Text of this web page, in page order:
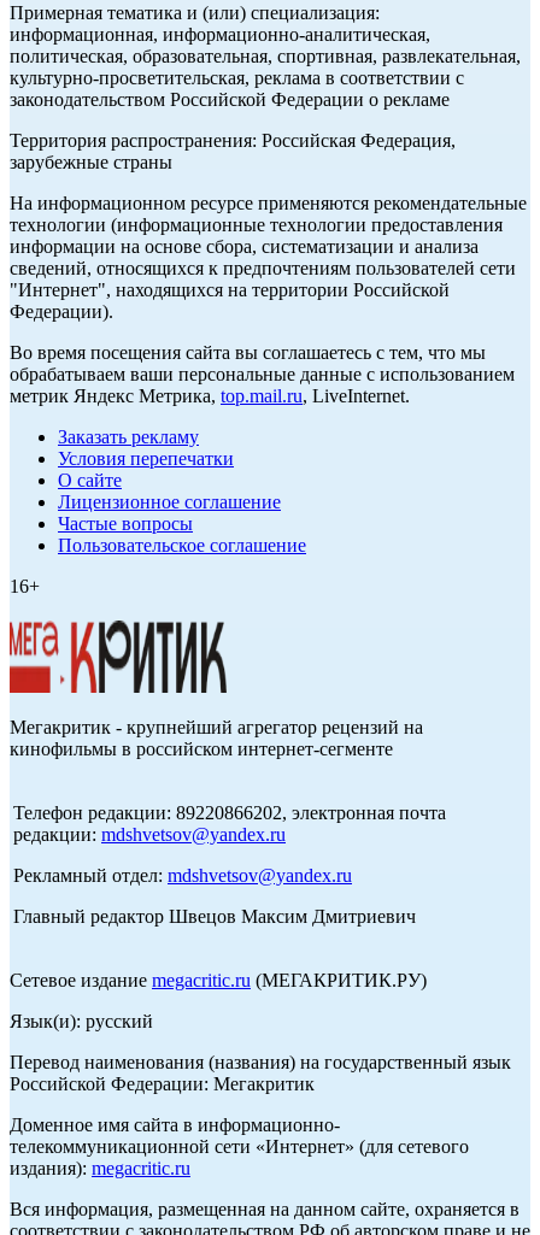
Примерная тематика и (или) специализация:
информационная, информационно-аналитическая,
политическая, образовательная, спортивная, развлекательная,
культурно-просветительская, реклама в соответствии с
законодательством Российской Федерации о рекламе
Территория распространения: Российская Федерация,
зарубежные страны
На информационном ресурсе применяются рекомендательные
технологии (информационные технологии предоставления
информации на основе сбора, систематизации и анализа
сведений, относящихся к предпочтениям пользователей сети
"Интернет", находящихся на территории Российской
Федерации).
Во время посещения сайта вы соглашаетесь с тем, что мы
обрабатываем ваши персональные данные с использованием
метрик Яндекс Метрика, top.mail.ru, LiveInternet.
Заказать рекламу
Условия перепечатки
О сайте
Лицензионное соглашение
Частые вопросы
Пользовательское соглашение
16+
Мегакритик - крупнейший агрегатор рецензий на
кинофильмы в российском интернет-сегменте
Телефон редакции: 89220866202, электронная почта
редакции: mdshvetsov@yandex.ru
Рекламный отдел: mdshvetsov@yandex.ru
Главный редактор Швецов Максим Дмитриевич
Сетевое издание megacritic.ru (МЕГАКРИТИК.РУ)
Язык(и): русский
Перевод наименования (названия) на государственный язык
Российской Федерации: Мегакритик
Доменное имя сайта в информационно-
телекоммуникационной сети «Интернет» (для сетевого
издания): megacritic.ru
Вся информация, размещенная на данном сайте, охраняется в